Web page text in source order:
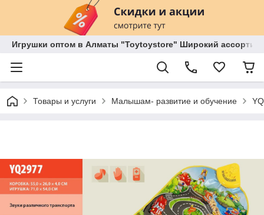
Игрушки оптом в Алматы "Toytoystore" Широкий
Товары и услуги Малышам- развитие и обучение